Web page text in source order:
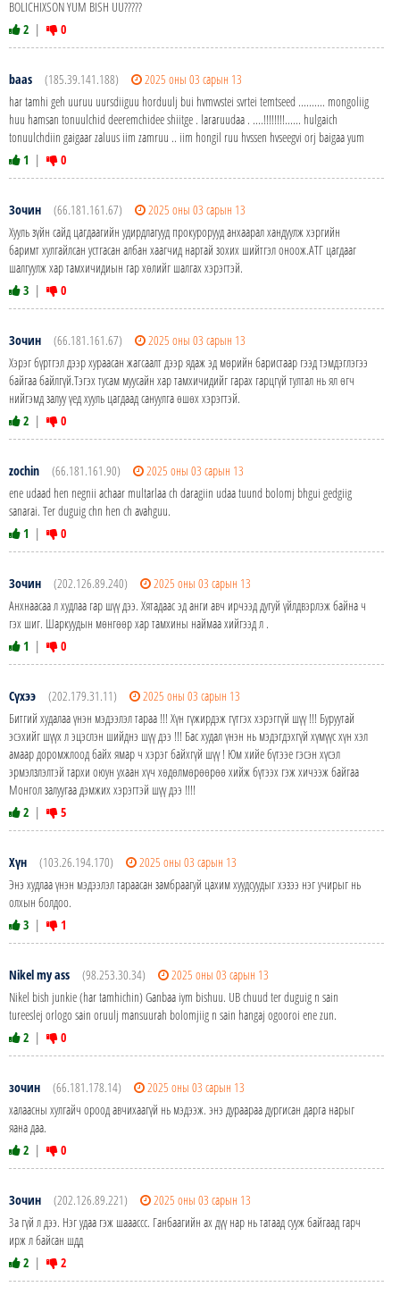
BOLICHIXSON YUM BISH UU?????
2 | 0
baas (185.39.141.188)
2025 оны 03 сарын 13
har tamhi geh uuruu uursdiiguu horduulj bui hvmvvstei svrtei temtseed .......... mongoliig
huu hamsan tonuulchid deeremchidee shiitge . lararuudaa . ....!!!!!!!!...... hulgaich
tonuulchdiin gaigaar zaluus iim zamruu .. iim hongil ruu hvssen hvseegvi orj baigaa yum
1 | 0
Зочин (66.181.161.67)
2025 оны 03 сарын 13
Хууль зүйн сайд цагдаагийн удирдлагууд прокурорууд анхаарал хандуулж хэргийн
баримт хулгайлсан устгасан албан хаагчид нартай зохих шийтгэл оноож.АТГ цагдааг
шалгуулж хар тамхичидиын гар хѳлийг шалгах хэрэгтэй.
3 | 0
Зочин (66.181.161.67)
2025 оны 03 сарын 13
Хэрэг бүртгэл дээр хураасан жагсаалт дээр ядаж эд мѳрийн баристаар гээд тэмдэглэгээ
байгаа байлгүй.Тэгэх тусам муусайн хар тамхичидийг гарах гарцгүй тултал нь ял ѳгч
нийгэмд залуу үед хууль цагдаад сануулга ѳшѳх хэрэгтэй.
2 | 0
zochin (66.181.161.90)
2025 оны 03 сарын 13
ene udaad hen negnii achaar multarlaa ch daragiin udaa tuund bolomj bhgui gedgiig
sanarai. Ter duguig chn hen ch avahguu.
1 | 0
Зочин (202.126.89.240)
2025 оны 03 сарын 13
Анхнаасаа л худлаа гар шүү дээ. Хятадаас эд анги авч ирчээд дугуй үйлдвэрлэж байна ч
гэх шиг. Шаркуудын мөнгөөр хар тамхины наймаа хийгээд л .
1 | 0
Сүхээ (202.179.31.11)
2025 оны 03 сарын 13
Битгий худалаа үнэн мэдээлэл тараа !!! Хүн гүжирдэж гүтгэх хэрэггүй шүү !!! Буруутай
эсэхийг шүүх л эцэслэн шийднэ шүү дээ !!! Бас худал үнэн нь мэдэгдэхгүй хүмүүс хүн хэл
амаар доромжлоод байх ямар ч хэрэг байхгүй шүү ! Юм хийе бүтээе гэсэн хүсэл
эрмэлзлэлтэй тархи оюун ухаан хүч хөдөлмөрөөрөө хийж бүтээх гэж хичээж байгаа
Монгол залуугаа дэмжих хэрэгтэй шүү дээ !!!!
2 | 5
Хүн (103.26.194.170)
2025 оны 03 сарын 13
Энэ худлаа үнэн мэдээлэл тараасан замбраагуй цахим хуудсуудыг хэзээ нэг учирыг нь
олхын болдоо.
3 | 1
Nikel my ass (98.253.30.34)
2025 оны 03 сарын 13
Nikel bish junkie (har tamhichin) Ganbaa iym bishuu. UB chuud ter duguig n sain
tureeslej orlogo sain oruulj mansuurah bolomjiig n sain hangaj ogooroi ene zun.
2 | 0
зочин (66.181.178.14)
2025 оны 03 сарын 13
халаасны хулгайч ороод авчихаагүй нь мэдээж. энэ дураараа дургисан дарга нарыг
яана даа.
2 | 0
Зочин (202.126.89.221)
2025 оны 03 сарын 13
За гүй л дээ. Нэг удаа гэж шааассс. Ганбаагийн ах дүү нар нь татаад сууж байгаад гарч
ирж л байсан шдд
2 | 2